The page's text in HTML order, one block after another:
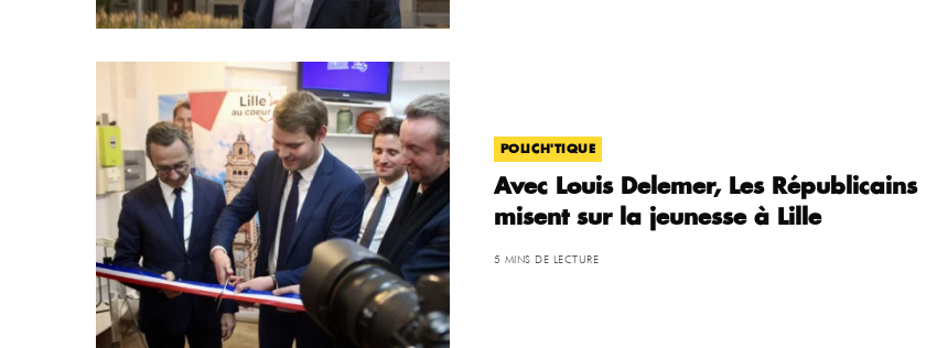
POLICH'TIQUE
Avec Louis Delemer, Les Républicains
misent sur la jeunesse à Lille
5 MINS DE LECTURE